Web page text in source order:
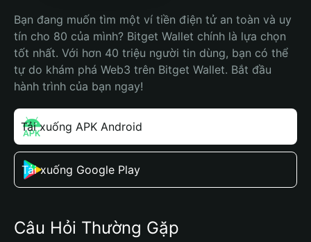
Bạn đang muốn tìm một ví tiền điện tử an toàn và uy
tín cho 80 của mình? Bitget Wallet chính là lựa chọn
tốt nhất. Với hơn 40 triệu người tin dùng, bạn có thể
tự do khám phá Web3 trên Bitget Wallet. Bắt đầu
hành trình của bạn ngay!
Tải xuống APK Android
Tải xuống Google Play
Câu Hỏi Thường Gặp